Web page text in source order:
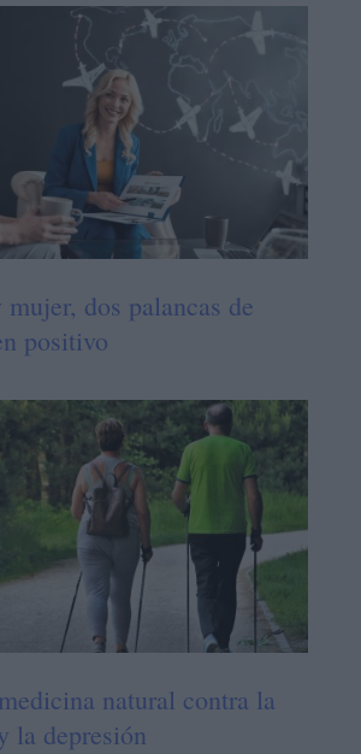
dos palancas de
positivo
natural contra la
la depresión